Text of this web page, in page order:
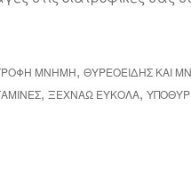
ΜΝΉΜΗ, ΘΥΡΕΟΕΙΔΉΣ ΚΑΙ
, ΞΕΧΝΆΩ ΕΎΚΟΛΑ,